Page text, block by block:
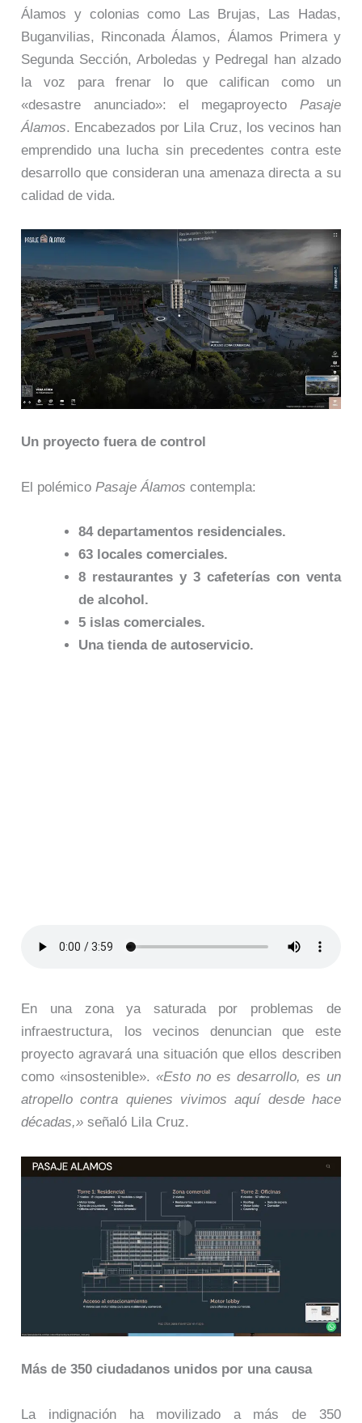
Álamos y colonias como Las Brujas, Las Hadas,
Buganvilias, Rinconada Álamos, Álamos Primera y
Segunda Sección, Arboledas y Pedregal han alzado
la voz para frenar lo que califican como un
«desastre anunciado»: el megaproyecto Pasaje
Álamos. Encabezados por Lila Cruz, los vecinos han
emprendido una lucha sin precedentes contra este
desarrollo que consideran una amenaza directa a su
calidad de vida.
Un proyecto fuera de control
El polémicoPasaje Álamos contempla:
84 departamentos residenciales.
63 locales comerciales.
8 restaurantes y 3 cafeterías con venta
de alcohol.
5 islas comerciales.
Una tienda de autoservicio.
En una zona ya saturada por problemas de
infraestructura, los vecinos denuncian que este
proyecto agravará una situación que ellos describen
como «insostenible».«Esto no es desarrollo, es un
atropello contra quienes vivimos aquí desde hace
décadas,» señaló Lila Cruz.
Más de 350 ciudadanos unidos por una causa
La indignación ha movilizado a más de 350